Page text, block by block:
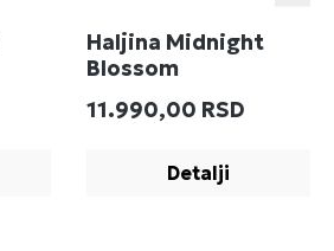
Haljina Midnight
Blossom
Redovna cena:
11.990,00 RSD
Detalji